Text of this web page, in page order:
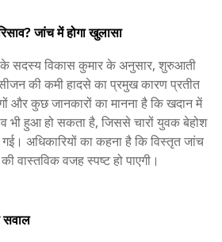
जांच में होगा खुलासा
के सदस्य विकास कुमार के अनुसार, शुरुआती
की कमी हादसे का प्रमुख कारण प्रतीत
और कुछ जानकारों का मानना है कि खदान में
भी हुआ हो सकता है, जिससे चारों युवक बेहोश
अधिकारियों का कहना है कि विस्तृत जांच
वास्तविक वजह स्पष्ट हो पाएगी।